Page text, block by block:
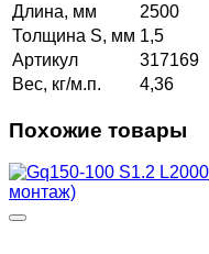
Длина, мм
2500
Толщина S, мм 1,5
Артикул
317169
Вес, кг/м.п.
4,36
Похожие товары